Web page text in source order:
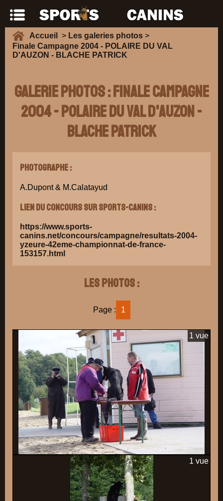
Accueil > Les galeries photos >
Finale Campagne 2004 - POLAIRE DU VAL
D'AUZON - BLACHE PATRICK
Galerie Photos : Finale Campagne
2004 - POLAIRE DU VAL D'AUZON -
BLACHE PATRICK
Photographe :
A.Dupont & M.Calatayud
Lien du concours sur Sports-Canins :
https://www.sports-
canins.net/concours/campagne/resultats-2004-
yzeure-42eme-championnat-de-france-
153157.html
Les photos :
Page : 1
1 vue
1 vue